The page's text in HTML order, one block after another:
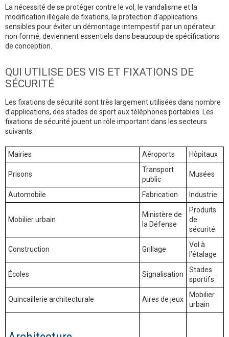
La nécessité de se protéger contre le vol, le vandalisme et la
modification illégale de fixations, la protection d’applications
sensibles pour éviter un démontage intempestif par un opérateur
non formé, deviennent essentiels dans beaucoup de spécifications
de conception.
QUI UTILISE DES VIS ET FIXATIONS DE
SÉCURITÉ
Les fixations de sécurité sont très largement utilisées dans nombre
d’applications, des stades de sport aux téléphones portables. Les
fixations de sécurité jouent un rôle important dans les secteurs
suivants:
Mairies Aéroports Hôpitaux
Prisons
Transport
public
Musées
Automobile Fabrication Industrie
Mobilier urbain
Ministère de
la Défense
Produits
de
sécurité
Construction Grillage
Vol à
l’étalage
Écoles Signalisation
Stades
sportifs
Quincaillerie architecturale Aires de jeux
Mobilier
urbain